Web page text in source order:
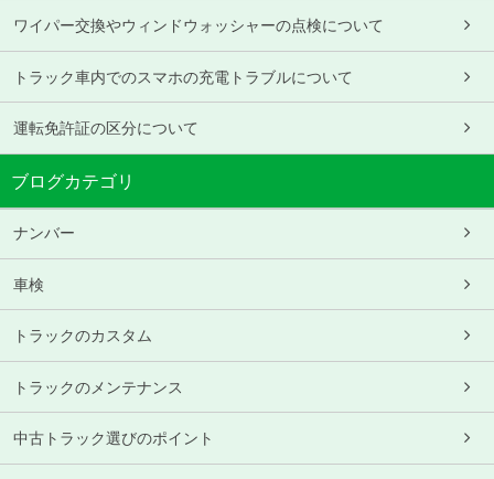
ワイパー交換やウィンドウォッシャーの点検について
トラック車内でのスマホの充電トラブルについて
運転免許証の区分について
ブログカテゴリ
ナンバー
車検
トラックのカスタム
トラックのメンテナンス
中古トラック選びのポイント